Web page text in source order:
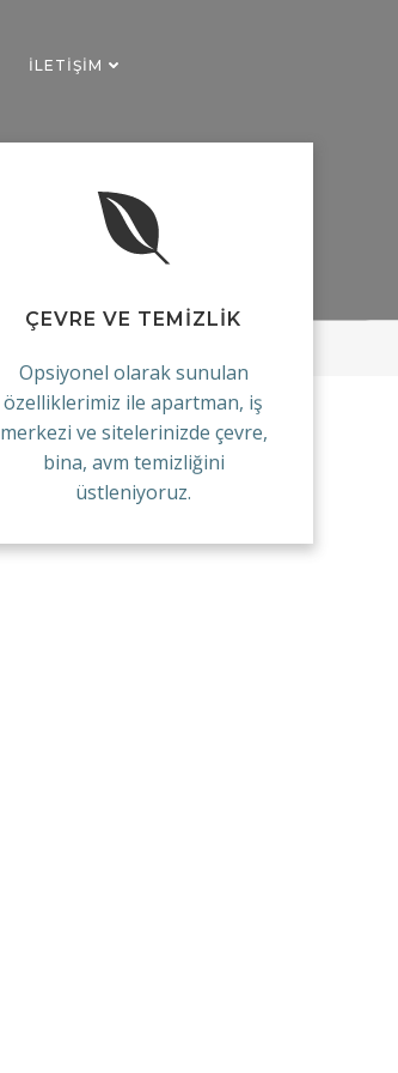
İLETIŞIM
ÇEVRE VE TEMİZLİK
Opsiyonel olarak sunulan
özelliklerimiz ile apartman, iş
merkezi ve sitelerinizde çevre,
bina, avm temizliğini
üstleniyoruz.